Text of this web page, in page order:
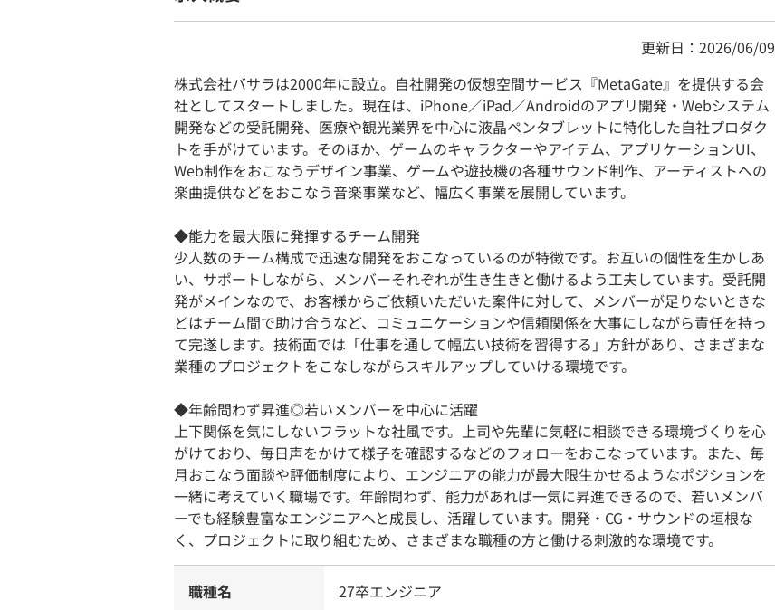
更新日：2026/06/09
株式会社バサラは2000年に設立。自社開発の仮想空間サービス『MetaGate』を提供する会
社としてスタートしました。現在は、iPhone／iPad／Androidのアプリ開発・Webシステム
開発などの受託開発、医療や観光業界を中心に液晶ペンタブレットに特化した自社プロダク
トを手がけています。そのほか、ゲームのキャラクターやアイテム、アプリケーションUI、
Web制作をおこなうデザイン事業、ゲームや遊技機の各種サウンド制作、アーティストへの
楽曲提供などをおこなう音楽事業など、幅広く事業を展開しています。
◆能力を最大限に発揮するチーム開発
少人数のチーム構成で迅速な開発をおこなっているのが特徴です。お互いの個性を生かしあ
い、サポートしながら、メンバーそれぞれが生き生きと働けるよう工夫しています。受託開
発がメインなので、お客様からご依頼いただいた案件に対して、メンバーが足りないときな
どはチーム間で助け合うなど、コミュニケーションや信頼関係を大事にしながら責任を持っ
て完遂します。技術面では「仕事を通して幅広い技術を習得する」方針があり、さまざまな
業種のプロジェクトをこなしながらスキルアップしていける環境です。
◆年齢問わず昇進◎若いメンバーを中心に活躍
上下関係を気にしないフラットな社風です。上司や先輩に気軽に相談できる環境づくりを心
がけており、毎日声をかけて様子を確認するなどのフォローをおこなっています。また、毎
月おこなう面談や評価制度により、エンジニアの能力が最大限生かせるようなポジションを
一緒に考えていく職場です。年齢問わず、能力があれば一気に昇進できるので、若いメンバ
ーでも経験豊富なエンジニアへと成長し、活躍しています。開発・CG・サウンドの垣根な
く、プロジェクトに取り組むため、さまざまな職種の方と働ける刺激的な環境です。
職種名 27卒エンジニア